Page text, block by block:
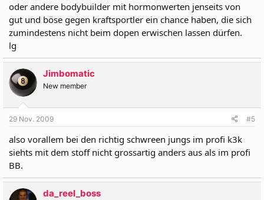
oder andere bodybuilder mit hormonwerten jenseits von
gut und böse gegen kraftsportler ein chance haben, die sich
zumindestens nicht beim dopen erwischen lassen dürfen.
lg
Jimbomatic
New member
29 Nov. 2009 #5
also vorallem bei den richtig schwreen jungs im profi k3k
siehts mit dem stoff nicht grossartig anders aus als im profi
BB.
da_reel_boss